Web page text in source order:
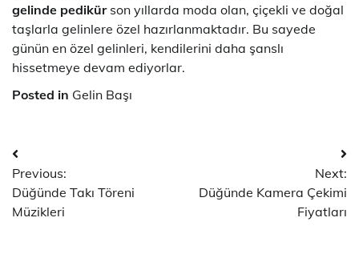
gelinde pedikür son yıllarda moda olan, çiçekli ve doğal
taşlarla gelinlere özel hazırlanmaktadır. Bu sayede
günün en özel gelinleri, kendilerini daha şanslı
hissetmeye devam ediyorlar.
Posted in Gelin Başı
Yazı
dolaşımı
Previous:
Düğünde Takı Töreni
Müzikleri
Next:
Düğünde Kamera Çekimi
Fiyatları